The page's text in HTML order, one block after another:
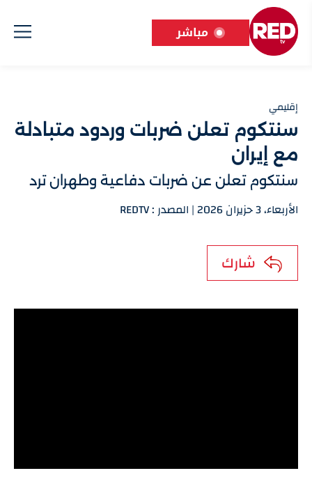
مباشر
إقليمي
سنتكوم تعلن ضربات وردود متبادلة
مع إيران
سنتكوم تعلن عن ضربات دفاعية وطهران ترد
الأربعاء، 3 حزيران 2026 | المصدر : REDTV
شارك